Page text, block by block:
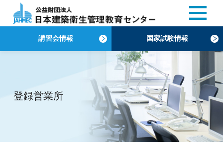
講習会情報 国家試験情報
登録営業所